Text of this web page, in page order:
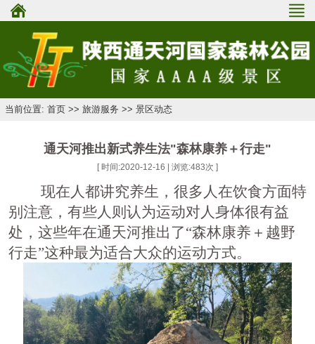
当前位置: 首页 >> 旅游服务 >> 景区动态
通天河推出新式养生法"森林康养＋行走"
[ 时间:2020-12-16 | 浏览:483次 ]
现在人都讲究养生，很多人在饮食方面特
别注意，有些人则认为运动对人身体很有益
处，这些年在通天河推出了“森林康养＋越野
行走”这种最为适合大众的运动方式。